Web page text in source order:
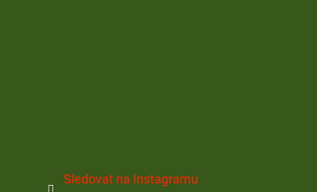
Sledovat na Instagramu